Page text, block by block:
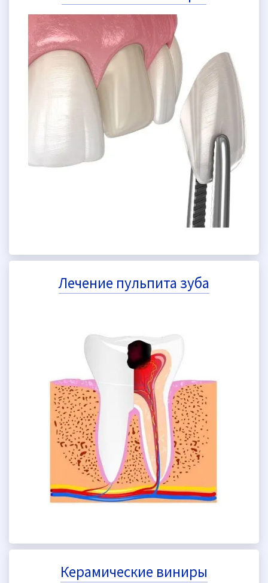
Лечение пульпита зуба
Керамические виниры